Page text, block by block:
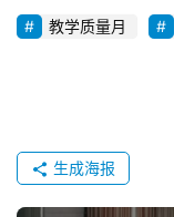
教学质量月
生成海报